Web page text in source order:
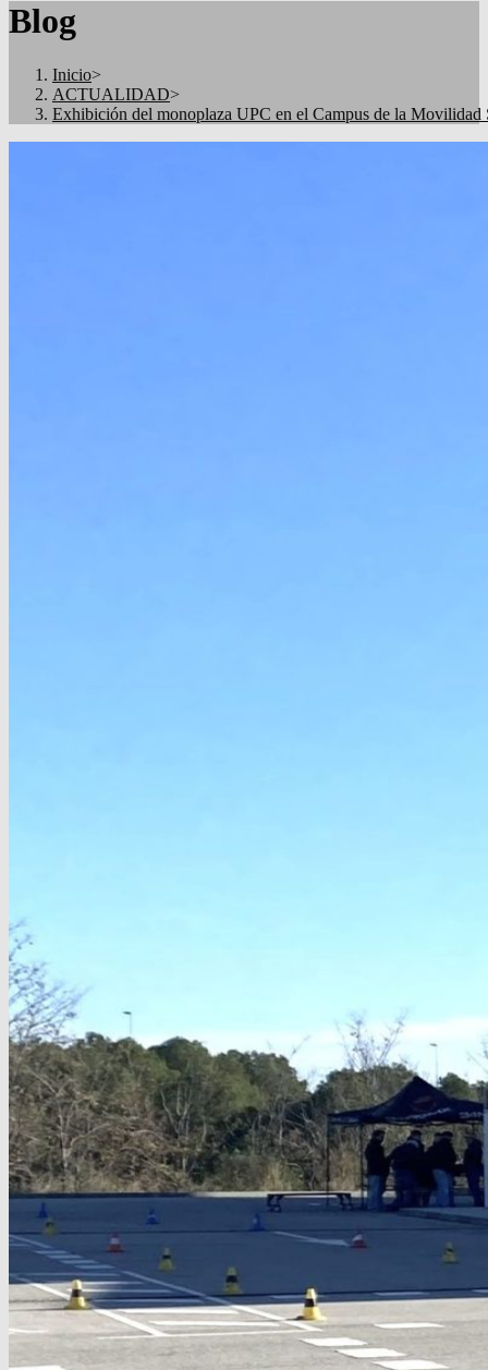
Blog
Inicio>
ACTUALIDAD>
Exhibición del monoplaza UPC en el Campus de la Movilidad